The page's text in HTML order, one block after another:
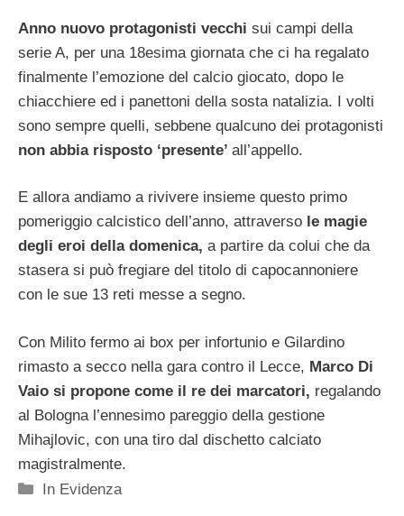
Anno nuovo protagonisti vecchi sui campi della
serie A, per una 18esima giornata che ci ha regalato
finalmente l’emozione del calcio giocato, dopo le
chiacchiere ed i panettoni della sosta natalizia. I volti
sono sempre quelli, sebbene qualcuno dei protagonisti
non abbia risposto ‘presente’ all’appello.
E allora andiamo a rivivere insieme questo primo
pomeriggio calcistico dell’anno, attraverso le magie
degli eroi della domenica, a partire da colui che da
stasera si può fregiare del titolo di capocannoniere
con le sue 13 reti messe a segno.
Con Milito fermo ai box per infortunio e Gilardino
rimasto a secco nella gara contro il Lecce, Marco Di
Vaio si propone come il re dei marcatori, regalando
al Bologna l’ennesimo pareggio della gestione
Mihajlovic, con una tiro dal dischetto calciato
magistralmente.
Categorie
In Evidenza